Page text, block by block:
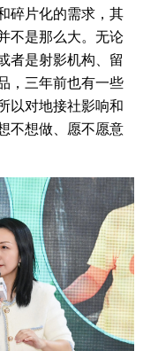
碎片化的需求，其
不是那么大。无论
者是射影机构、留
，三年前也有一些
以对地接社影响和
不想做、愿不愿意